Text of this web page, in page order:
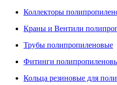
Коллекторы
Краны и Вентили
Трубы полипропиленовые
Фитинги
Кольца резиновые для